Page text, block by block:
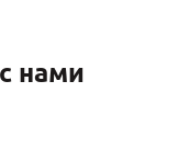
нами